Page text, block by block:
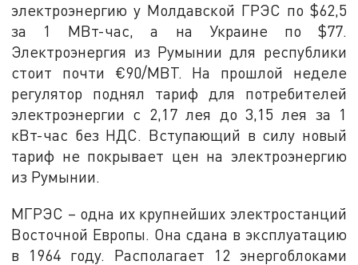
электроэнергию у Молдавской ГРЭС по $62,5
за 1 МВт-час, а на Украине по $77.
Электроэнергия из Румынии для республики
стоит почти €90/МВТ. На прошлой неделе
регулятор поднял тариф для потребителей
электроэнергии с 2,17 лея до 3,15 лея за 1
кВт-час без НДС. Вступающий в силу новый
тариф не покрывает цен на электроэнергию
из Румынии.
МГРЭС – одна их крупнейших электростанций
Восточной Европы. Она сдана в эксплуатацию
в 1964 году. Располагает 12 энергоблоками